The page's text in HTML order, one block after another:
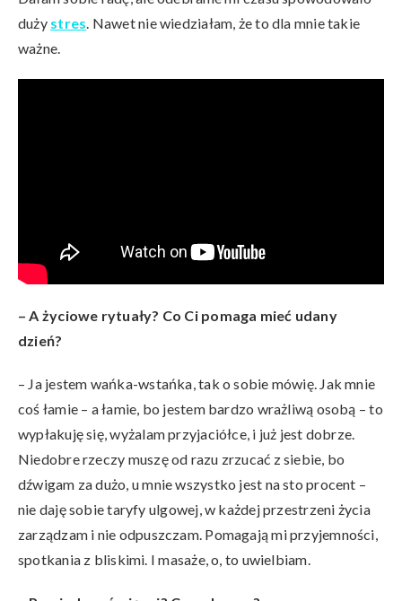
duży stres. Nawet nie wiedziałam, że to dla mnie takie
ważne.
– A życiowe rytuały? Co Ci pomaga mieć udany
dzień?
– Ja jestem wańka-wstańka, tak o sobie mówię. Jak mnie
coś łamie – a łamie, bo jestem bardzo wrażliwą osobą – to
wypłakuję się, wyżalam przyjaciółce, i już jest dobrze.
Niedobre rzeczy muszę od razu zrzucać z siebie, bo
dźwigam za dużo, u mnie wszystko jest na sto procent –
nie daję sobie taryfy ulgowej, w każdej przestrzeni życia
zarządzam i nie odpuszczam. Pomagają mi przyjemności,
spotkania z bliskimi. I masaże, o, to uwielbiam.